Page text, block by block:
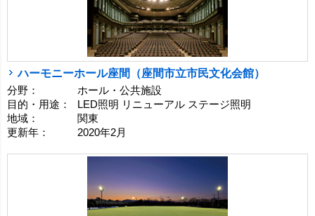
ハーモニーホール座間（座間市立市民文化会館）
分野：
ホール・公共施設
目的・用途：
LED照明 リニューアル ステージ照明
地域：
関東
更新年：
2020年2月